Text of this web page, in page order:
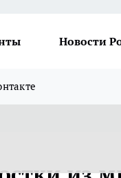
Новости